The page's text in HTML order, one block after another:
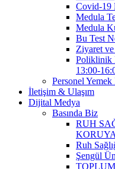
Covid-19
Medula
Medula
Bu Test
Ziyaret
Poliklinik
13:00-
Personel Yemek
İletişim & Ulaşım
Dijital Medya
Basında Biz
RUH
Ruh
Şengül